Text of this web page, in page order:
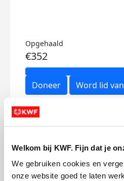
Welkom bij KWF. Fijn dat je
We gebruiken cookies en
onze website goed te laten
Opgehaald
€352
Doneer Word lid
Updates